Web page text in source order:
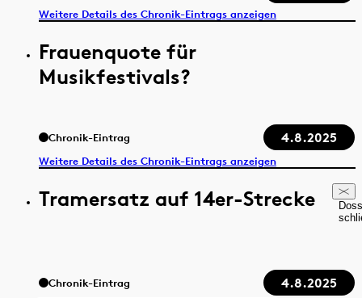
Weitere Details des Chronik-Eintrags anzeigen
Frauenquote für
Musikfestivals?
Chronik-Eintrag 4.8.2025
Weitere Details des Chronik-Eintrags anzeigen
Tramersatz auf 14er-Strecke
Chronik-Eintrag 4.8.2025